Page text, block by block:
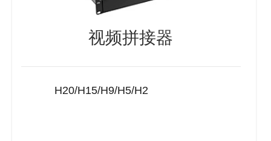
视频拼接器
H20/H15/H9/H5/H2